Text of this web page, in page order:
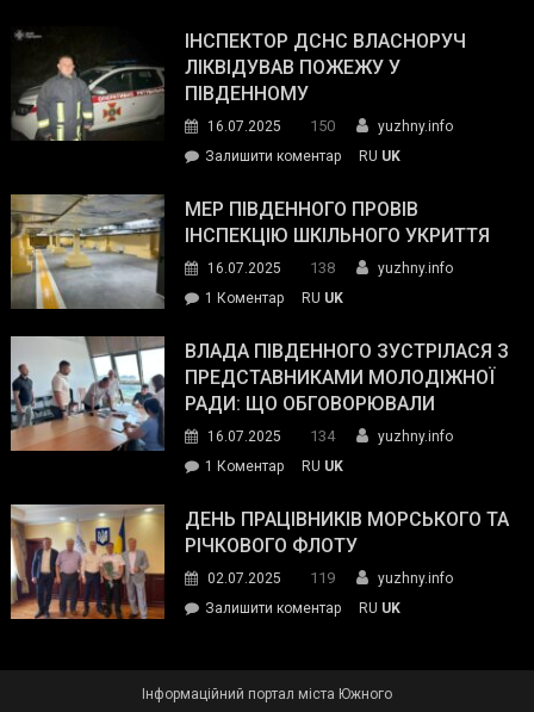
провів
нараду
силових
та
органів:
«Наш
спільний
окупанти.
Маємо
діяти
команда
ІНСПЕКТОР ДСНС ВЛАСНОРУЧ
ЛІКВІДУВАВ ПОЖЕЖУ У
ПІВДЕННОМУ
16.07.2025 150
yuzhny.info
Залишити коментарon
ДСНС
власноруч
пожежу
у
RU UK
МЕР ПІВДЕННОГО ПРОВІВ
ІНСПЕКЦІЮ ШКІЛЬНОГО УКРИТТЯ
16.07.2025 138
yuzhny.info
1 Коментардо
Південного
провів
інспекцію
укриття
RU UK
ВЛАДА ПІВДЕННОГО ЗУСТРІЛАСЯ З
ПРЕДСТАВНИКАМИ МОЛОДІЖНОЇ
РАДИ: ЩО ОБГОВОРЮВАЛИ
16.07.2025 134
yuzhny.info
1 Коментардо
Південного
зустрілася
представниками
молодіжної
обговорювали
RU UK
ДЕНЬ ПРАЦІВНИКІВ МОРСЬКОГО ТА
РІЧКОВОГО ФЛОТУ
02.07.2025 119
yuzhny.info
Залишити коментарon
RU UK
Інформаційний портал міста Южного